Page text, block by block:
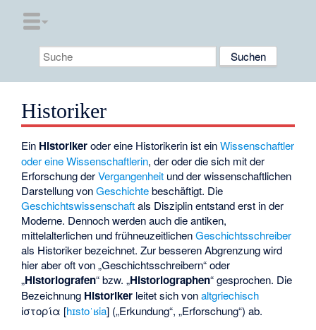
Historiker
Ein Historikeroder eine Historikerin ist einWissenschaftler
oder eine Wissenschaftlerin, der oder die sich mit der
Erforschung derVergangenheit und der wissenschaftlichen
Darstellung vonGeschichtebeschäftigt. Die
Geschichtswissenschaftals Disziplin entstand erst in der
Moderne. Dennoch werden auch die antiken,
mittelalterlichen und frühneuzeitlichenGeschichtsschreiber
als Historiker bezeichnet. Zur besseren Abgrenzung wird
hier aber oft von „Geschichtsschreibern“ oder
„Historiografen“ bzw. „Historiographen“ gesprochen. Die
Bezeichnung Historiker leitet sich vonaltgriechisch
ἱστορία [hɪstoˈʁia] („Erkundung“, „Erforschung“) ab.